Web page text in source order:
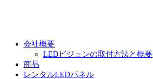
会社概要
LEDビジョンの取付方法と概要
商品
レンタルLEDパネル